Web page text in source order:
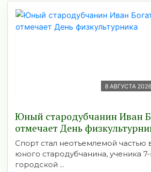
8 АВГУСТА
Юный стародубчанин Иван
отмечает День
Спорт стал неотъемлемой частью
юного стародубчанина, ученика 7-
городской ...